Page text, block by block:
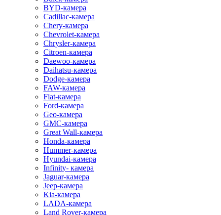
BYD-камера
Cadillac-камера
Chery-камера
Chevrolet-камера
Chrysler-камера
Citroen-камера
Daewoo-камера
Daihatsu-камера
Dodge-камера
FAW-камера
Fiat-камера
Ford-камера
Geo-камера
GMC-камера
Great Wall-камера
Honda-камера
Hummer-камера
Hyundai-камера
Infinity- камера
Jaguar-камера
Jeep-камера
Kia-камера
LADA-камера
Land Rover-камера